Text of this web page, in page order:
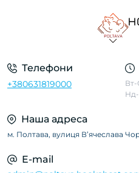
Телефони
+380631819000
Вт-
Нд-
Наша адреса
м. Полтава, вулиця Вʼячеслава
E-mail